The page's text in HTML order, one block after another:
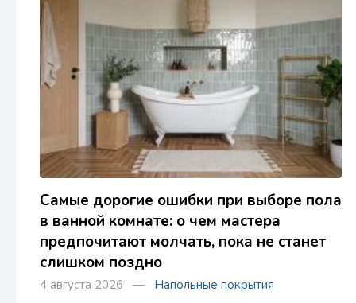
Самые дорогие ошибки при выборе пола
в ванной комнате: о чем мастера
предпочитают молчать, пока не станет
слишком поздно
4 августа 2026 — Напольные покрытия